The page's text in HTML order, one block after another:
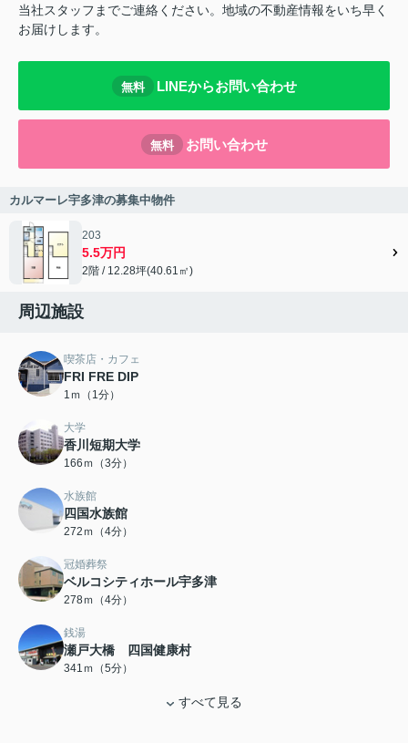
当社スタッフまでご連絡ください。地域の不動産情報をいち早く
お届けします。
無料 LINEからお問い合わせ
無料 お問い合わせ
カルマーレ宇多津の募集中物件
203
5.5万円
2階 / 12.28坪(40.61㎡)
周辺施設
喫茶店・カフェ
FRI FRE DIP
1ｍ（1分）
大学
香川短期大学
166ｍ（3分）
水族館
四国水族館
272ｍ（4分）
冠婚葬祭
ベルコシティホール宇多津
278ｍ（4分）
銭湯
瀬戸大橋 四国健康村
341ｍ（5分）
すべて見る